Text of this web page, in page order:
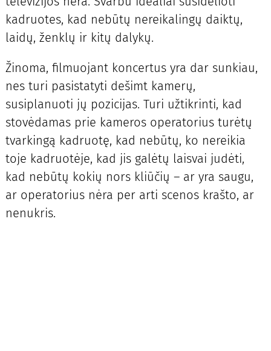
kadruotes, kad nebūtų nereikalingų daiktų,
laidų, ženklų ir kitų dalykų.
Žinoma, filmuojant koncertus yra dar sunkiau,
nes turi pasistatyti dešimt kamerų,
susiplanuoti jų pozicijas. Turi užtikrinti, kad
stovėdamas prie kameros operatorius turėtų
tvarkingą kadruotę, kad nebūtų, ko nereikia
toje kadruotėje, kad jis galėtų laisvai judėti,
kad nebūtų kokių nors kliūčių – ar yra saugu,
ar operatorius nėra per arti scenos krašto, ar
nenukris.